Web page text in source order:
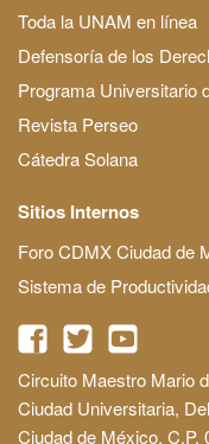
Toda la UNAM en línea
Defensoría de los
Programa Universitario
Revista Perseo
Cátedra Solana
Sitios Internos
Foro CDMX Ciudad de
Sistema de
Circuito Maestro Mario
Ciudad Universitaria,
Ciudad de México, C.P.